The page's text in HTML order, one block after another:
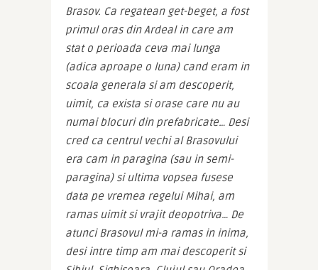
Brasov. Ca regatean get-beget, a fost
primul oras din Ardeal in care am
stat o perioada ceva mai lunga
(adica aproape o luna) cand eram in
scoala generala si am descoperit,
uimit, ca exista si orase care nu au
numai blocuri din prefabricate… Desi
cred ca centrul vechi al Brasovului
era cam in paragina (sau in semi-
paragina) si ultima vopsea fusese
data pe vremea regelui Mihai, am
ramas uimit si vrajit deopotriva… De
atunci Brasovul mi-a ramas in inima,
desi intre timp am mai descoperit si